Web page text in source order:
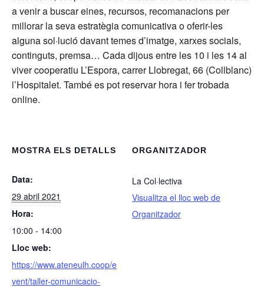
a venir a buscar eines, recursos, recomanacions per
millorar la seva estratègia comunicativa o oferir-les
alguna sol·lució davant temes d’imatge, xarxes socials,
continguts, premsa… Cada dijous entre les 10 i les 14 al
viver cooperatiu L’Espora, carrer Llobregat, 66 (Collblanc)
l’Hospitalet. També es pot reservar hora i fer trobada
online.
MOSTRA ELS DETALLS
Data:
29 abril 2021
Hora:
10:00 - 14:00
Lloc web:
https://www.ateneulh.coop/e
vent/taller-comunicacio-
ORGANITZADOR
La Col·lectiva
Visualitza el lloc web de
Organitzador